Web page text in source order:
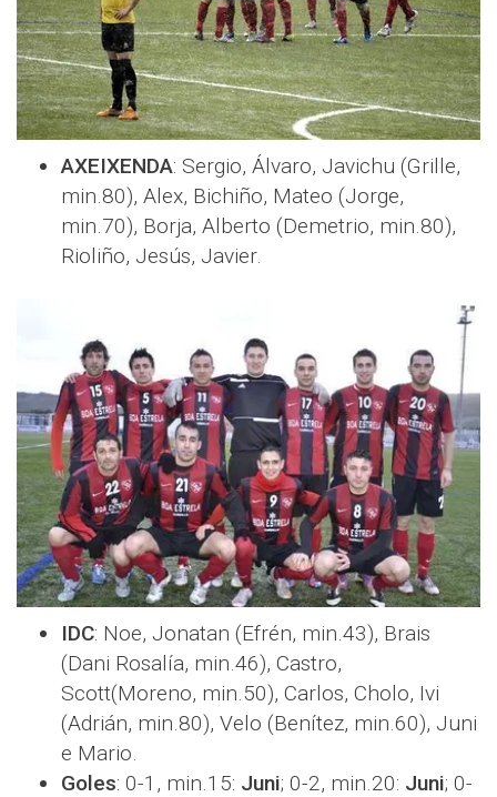
AXEIXENDA: Sergio, Álvaro, Javichu (Grille,
min.80), Alex, Bichiño, Mateo (Jorge,
min.70), Borja, Alberto (Demetrio, min.80),
Rioliño, Jesús, Javier.
IDC: Noe, Jonatan (Efrén, min.43), Brais
(Dani Rosalía, min.46), Castro,
Scott(Moreno, min.50), Carlos, Cholo, Ivi
(Adrián, min.80), Velo (Benítez, min.60), Juni
e Mario.
Goles: 0-1, min.15: Juni; 0-2, min.20: Juni; 0-